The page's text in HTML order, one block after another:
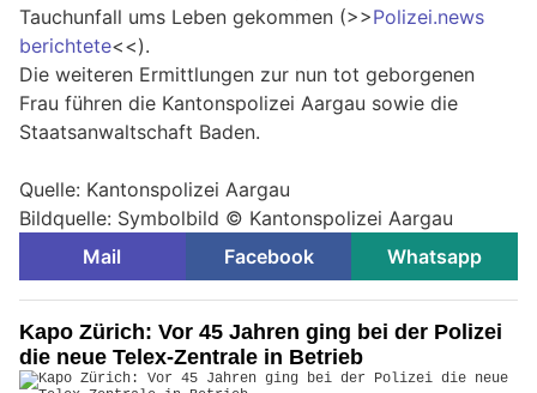
Tauchunfall ums Leben gekommen (>>Polizei.news
berichtete<<).
Die weiteren Ermittlungen zur nun tot geborgenen
Frau führen die Kantonspolizei Aargau sowie die
Staatsanwaltschaft Baden.
Quelle: Kantonspolizei Aargau
Bildquelle: Symbolbild © Kantonspolizei Aargau
Mail
Facebook Whatsapp
Kapo Zürich: Vor 45 Jahren ging bei der Polizei
die neue Telex-Zentrale in Betrieb